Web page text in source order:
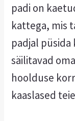
padi on
kattega, mis
padjal püsida
säilitavad
hoolduse
kaaslased